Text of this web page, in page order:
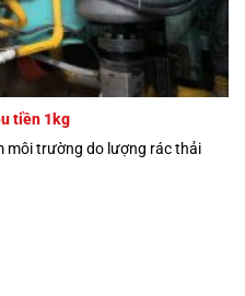
tiền 1kg
môi trường do lượng rác thải